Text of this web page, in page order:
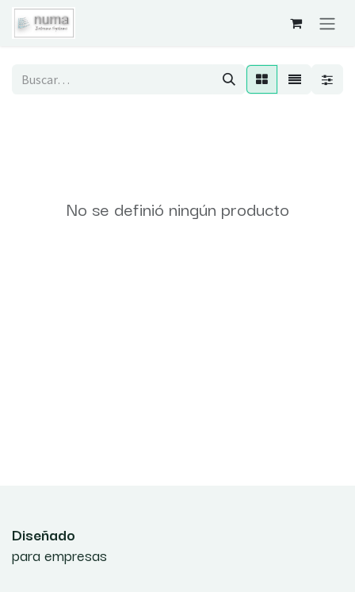
Ir al contenido
No se definió ningún producto
Diseñado
para empresas